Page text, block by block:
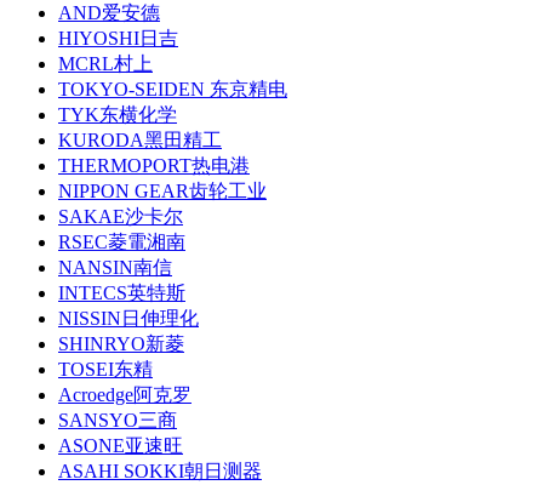
AND爱安德
HIYOSHI日吉
MCRL村上
TOKYO-SEIDEN 东京精电
TYK东横化学
KURODA黑田精工
THERMOPORT热电港
NIPPON GEAR齿轮工业
SAKAE沙卡尔
RSEC菱電湘南
NANSIN南信
INTECS英特斯
NISSIN日伸理化
SHINRYO新菱
TOSEI东精
Acroedge阿克罗
SANSYO三商
ASONE亚速旺
ASAHI SOKKI朝日测器